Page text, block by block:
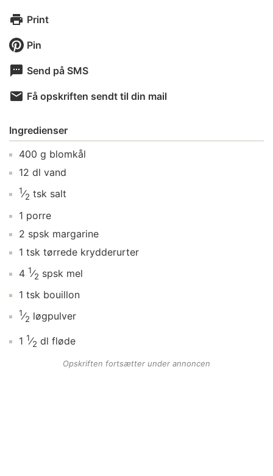
Print
Pin
Send på SMS
Få opskriften sendt til din mail
Ingredienser
400 g blomkål
12 dl vand
1⁄2 tsk salt
1 porre
2 spsk margarine
1 tsk tørrede krydderurter
4 1⁄2 spsk mel
1 tsk bouillon
1⁄2 løgpulver
1 1⁄2 dl fløde
Opskriften fortsætter under annoncen